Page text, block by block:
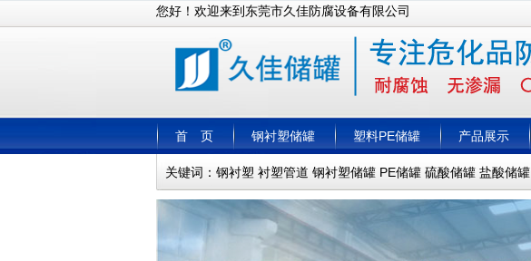
您好！欢迎来到东莞市久佳防腐设备有限公司
首 页 钢衬塑储罐 塑料PE储罐 产品展示
关键词： 钢衬塑 衬塑管道 钢衬塑储罐 PE储罐 硫酸储罐 盐酸储罐